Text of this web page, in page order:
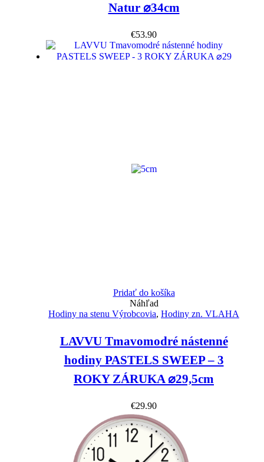
Natur ⌀34cm
€53.90
Pridať do košíka
Náhľad
Hodiny na stenu Výrobcovia, Hodiny zn. VLAHA
LAVVU Tmavomodré nástenné
hodiny PASTELS SWEEP – 3
ROKY ZÁRUKA ⌀29,5cm
€29.90